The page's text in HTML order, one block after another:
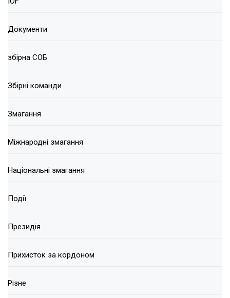
Документи
збірна СОБ
Збірні команди
Змагання
Міжнародні змагання
Національні змагання
Події
Президія
Прихисток за кордоном
Різне